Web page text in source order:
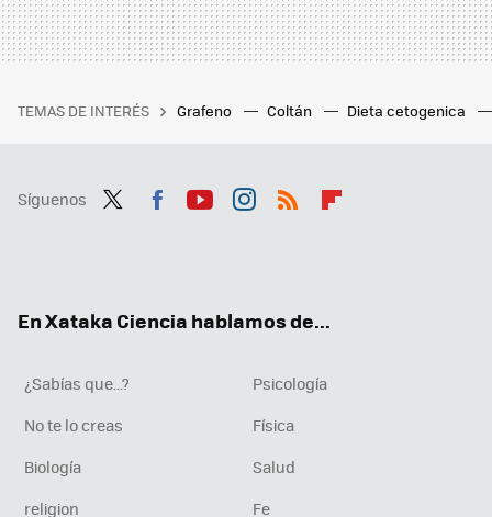
TEMAS DE INTERÉS Grafeno Coltán Dieta cetogenica
Síguenos
En Xataka Ciencia hablamos de...
¿Sabías que...?
Psicología
No te lo creas
Física
Biología
Salud
religion
Fe